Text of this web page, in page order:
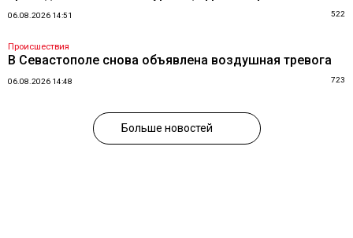
06.08.2026 14:51 522
Происшествия
В Севастополе снова объявлена воздушная тревога
06.08.2026 14:48 723
Больше новостей